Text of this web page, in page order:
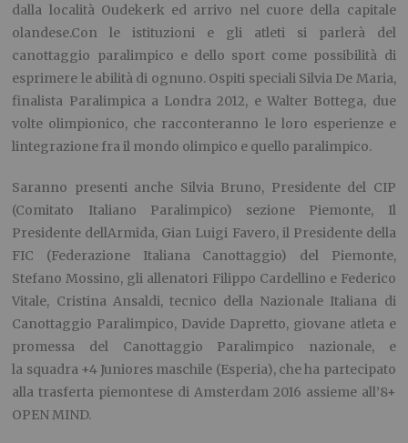
dalla località Oudekerk ed arrivo nel cuore della capitale
olandese.Con le istituzioni e gli atleti si parlerà del
canottaggio paralimpico e dello sport come possibilità di
esprimere le abilità di ognuno. Ospiti speciali Silvia De Maria,
finalista Paralimpica a Londra 2012, e Walter Bottega, due
volte olimpionico, che racconteranno le loro esperienze e
lintegrazione fra il mondo olimpico e quello paralimpico.
Saranno presenti anche Silvia Bruno, Presidente del CIP
(Comitato Italiano Paralimpico) sezione Piemonte, Il
Presidente dellArmida, Gian Luigi Favero, il Presidente della
FIC (Federazione Italiana Canottaggio) del Piemonte,
Stefano Mossino, gli allenatori Filippo Cardellino e Federico
Vitale, Cristina Ansaldi, tecnico della Nazionale Italiana di
Canottaggio Paralimpico, Davide Dapretto, giovane atleta e
promessa del Canottaggio Paralimpico nazionale, e
la squadra +4 Juniores maschile (Esperia), che ha partecipato
alla trasferta piemontese di Amsterdam 2016 assieme all’8+
OPEN MIND.